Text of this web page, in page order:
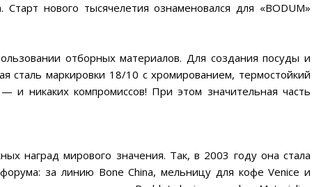
нового тысячелетия ознаменовался для «BODUM»
отборных материалов. Для создания посуды и
сталь маркировки 18/10 с хромированием, термостойкий
и никаких компромиссов! При этом значительная часть
наград мирового значения. Так, в 2003 году она стала
за линию Bone China, мельницу для кофе Venice и